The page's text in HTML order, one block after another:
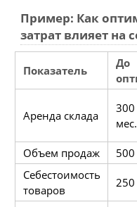
Пример: Как
затрат влияет на
Показатель
До
Аренда склада
мес.
Объем продаж
Себестоимость
товаров